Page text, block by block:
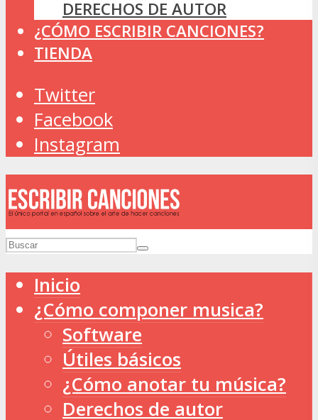
DERECHOS DE AUTOR
¿CÓMO ESCRIBIR CANCIONES?
TIENDA
Twitter
Facebook
Instagram
Inicio
¿Cómo componer musica?
Software
Útiles básicos
¿Cómo anotar tu música?
Derechos de autor